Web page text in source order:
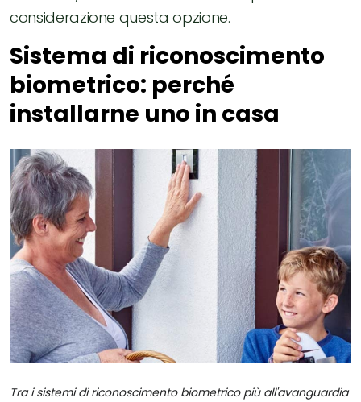
considerazione questa opzione.
Sistema di riconoscimento
biometrico: perché
installarne uno in casa
Tra i sistemi di riconoscimento biometrico più all'avanguardia